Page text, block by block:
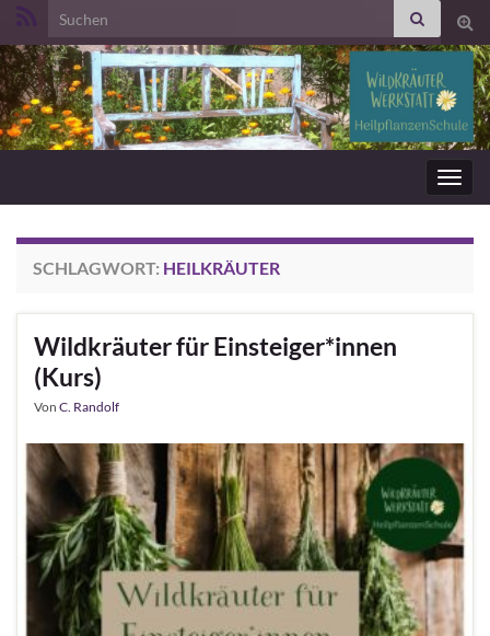
Search for:
SCHLAGWORT: HEILKRÄUTER
Wildkräuter für Einsteiger*innen
(Kurs)
Von C. Randolf